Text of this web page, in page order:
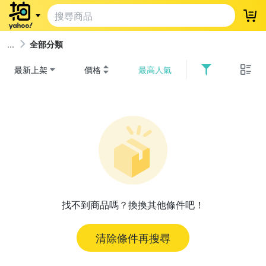
登
全部分類
最新上架 價格 最高人氣
找不到商品嗎？換換其他條件吧！
清除條件再搜尋